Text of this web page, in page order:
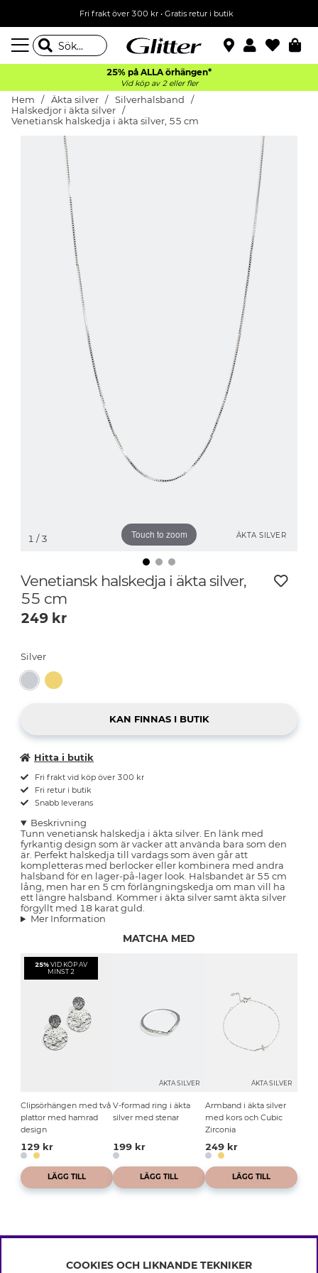
Fri frakt över 300 kr• Gratis retur i butik
25% på ALLA örhängen*
Vid köp av 2 eller fler
Hem Äkta silver
Silverhalsband
Halskedjor i äkta silver
Venetiansk halskedja i äkta silver, 55 cm
ÄKTA SILVER
Touch to zoom
1 / 3
Venetiansk halskedja i äkta silver,
55 cm
249 kr
Silver
Hitta i butik
Fri frakt vid köp över 300 kr
Fri retur i butik
Snabb leverans
Beskrivning
Tunn venetiansk halskedja i äkta silver. En länk med
fyrkantig design som är vacker att använda bara som den
är. Perfekt halskedja till vardags som även går att
kompletteras med berlocker eller kombinera med andra
halsband för en lager-på-lager look. Halsbandet är 55 cm
lång, men har en 5 cm förlängningskedja om man vill ha
ett längre halsband. Kommer i äkta silver samt äkta silver
förgyllt med 18 karat guld.
Mer Information
MATCHA MED
25% VID KÖP AV
MINST 2
Clipsörhängen med två
plattor med hamrad
design
129 kr
LÄGG TILL
ÄKTA SILVER
V-formad ring i äkta
silver med stenar
199 kr
LÄGG TILL
ÄKTA SILVER
Armband i äkta silver
med kors och Cubic
Zirconia
249 kr
LÄGG TILL
INFO
COOKIES OCH LIKNANDE TEKNIKER